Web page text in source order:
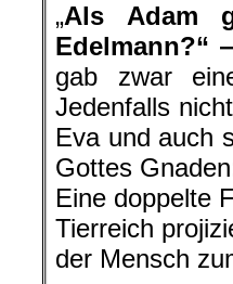
„Als Adam
Edelmann?“
gab zwar
Jedenfalls
Eva und auch
Gottes
Eine doppelte
Tierreich
der Mensch